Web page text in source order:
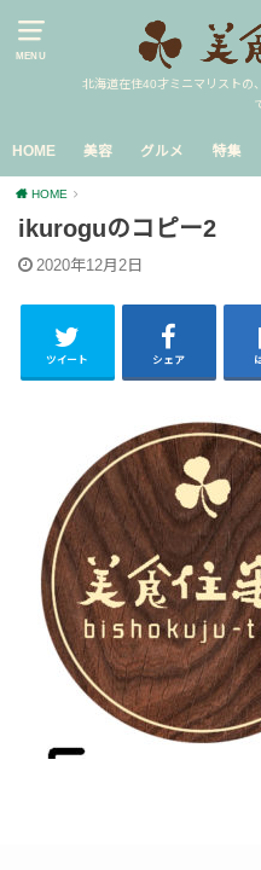
MENU
北海道在住40才ミニマリストの
HOME 美容 グルメ 特集
HOME
ikuroguのコピー2
2020年12月2日
ツイート シェア